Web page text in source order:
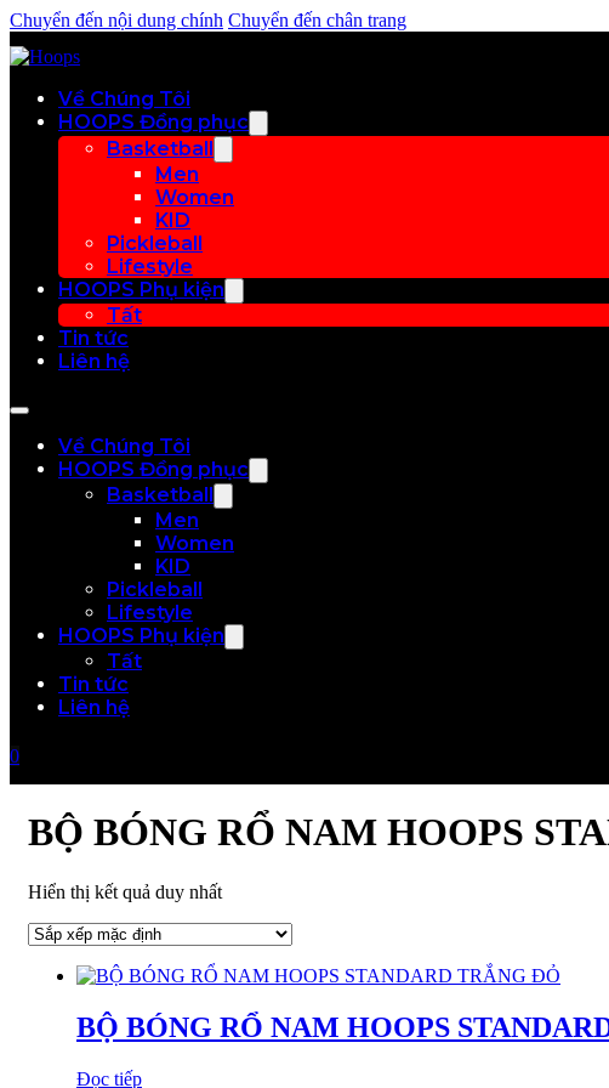
Chuyển đến nội dung chính Chuyển đến chân trang
Về Chúng Tôi
HOOPS Đồng phục
Basketball
Men
Women
KID
Pickleball
Lifestyle
HOOPS Phụ kiện
Tất
Tin tức
Liên hệ
Về Chúng Tôi
HOOPS Đồng phục
Basketball
Men
Women
KID
Pickleball
Lifestyle
HOOPS Phụ kiện
Tất
Tin tức
Liên hệ
0
BỘ BÓNG RỔ NAM HOOPS
Hiển thị kết quả duy nhất
BỘ BÓNG RỔ NAM HOOPS
Đọc tiếp